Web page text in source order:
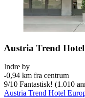
Austria Trend
Indre by
‐0,94 km fra centrum
9/10 Fantastisk! (1.010
Austria Trend Hotel